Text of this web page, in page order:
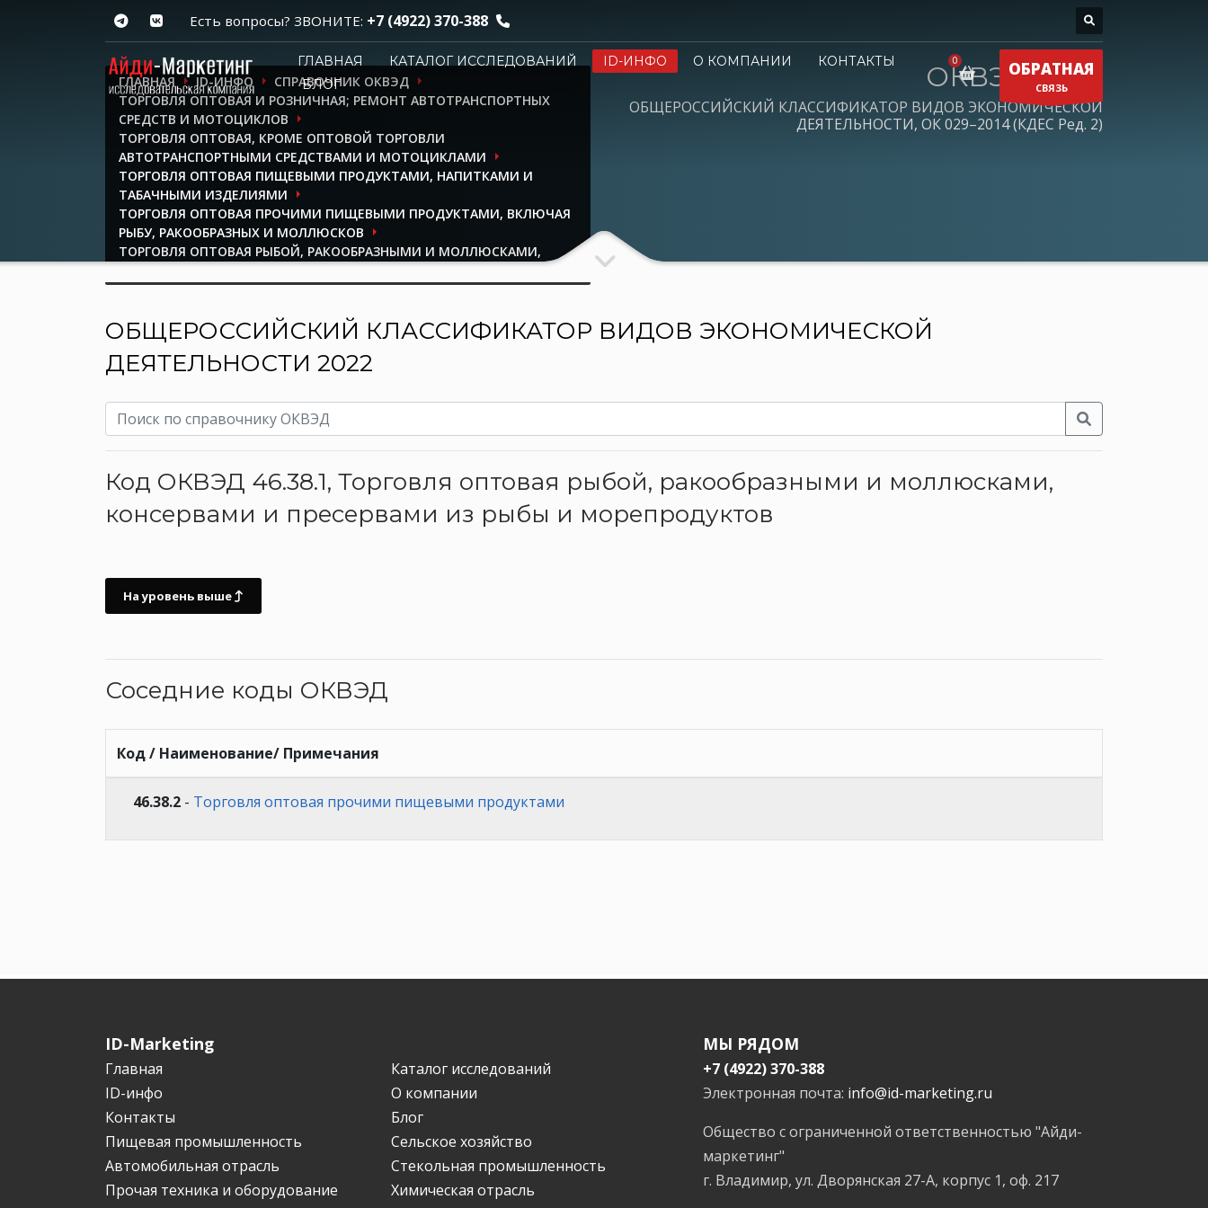
Есть вопросы? ЗВОНИТЕ: +7 (4922) 370-388
ГЛАВНАЯ КАТАЛОГ ИССЛЕДОВАНИЙ ID-ИНФО О КОМПАНИИ
КОНТАКТЫ
БЛОГ
ОБРАТНАЯ
СВЯЗЬ
ГЛАВНАЯ ID-ИНФО
СПРАВОЧНИК ОКВЭД
ТОРГОВЛЯ ОПТОВАЯ И РОЗНИЧНАЯ; РЕМОНТ АВТОТРАНСПОРТНЫХ
СРЕДСТВ И МОТОЦИКЛОВ
ТОРГОВЛЯ ОПТОВАЯ, КРОМЕ ОПТОВОЙ ТОРГОВЛИ
АВТОТРАНСПОРТНЫМИ СРЕДСТВАМИ И МОТОЦИКЛАМИ
ТОРГОВЛЯ ОПТОВАЯ ПИЩЕВЫМИ ПРОДУКТАМИ, НАПИТКАМИ И
ТАБАЧНЫМИ ИЗДЕЛИЯМИ
ТОРГОВЛЯ ОПТОВАЯ ПРОЧИМИ ПИЩЕВЫМИ ПРОДУКТАМИ, ВКЛЮЧАЯ
РЫБУ, РАКООБРАЗНЫХ И МОЛЛЮСКОВ
ТОРГОВЛЯ ОПТОВАЯ РЫБОЙ, РАКООБРАЗНЫМИ И МОЛЛЮСКАМИ,
КОНСЕРВАМИ И ПРЕСЕРВАМИ ИЗ РЫБЫ И МОРЕПРОДУКТОВ
ОКВЭД 2026
ОБЩЕРОССИЙСКИЙ КЛАССИФИКАТОР ВИДОВ ЭКОНОМИЧЕСКОЙ
ДЕЯТЕЛЬНОСТИ, ОК 029–2014 (КДЕС Ред. 2)
ОБЩЕРОССИЙСКИЙ КЛАССИФИКАТОР ВИДОВ ЭКОНОМИЧЕСКОЙ
ДЕЯТЕЛЬНОСТИ 2022
Код ОКВЭД 46.38.1, Торговля оптовая рыбой, ракообразными и моллюсками,
консервами и пресервами из рыбы и морепродуктов
На уровень выше
Соседние коды ОКВЭД
Код / Наименование/ Примечания
46.38.2 - Торговля оптовая прочими пищевыми продуктами
ID-Marketing
Главная
Каталог исследований
ID-инфо
О компании
Контакты
Блог
Пищевая промышленность
Сельское хозяйство
Автомобильная отрасль
Стекольная промышленность
Прочая техника и оборудование
Химическая отрасль
МЫ РЯДОМ
+7 (4922) 370-388
Электронная почта: info@id-marketing.ru
Общество с ограниченной ответственностью "Айди-
маркетинг"
г. Владимир, ул. Дворянская 27-А, корпус 1, оф. 217